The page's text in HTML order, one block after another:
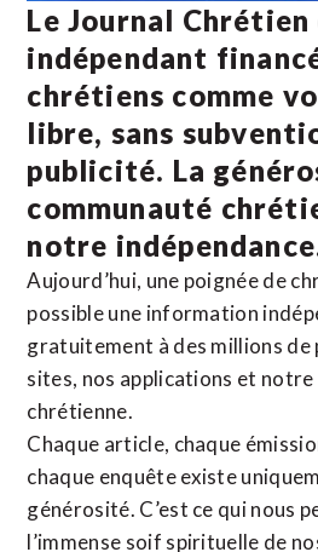
Le Journal Chrétien
indépendant
chrétiens comme
libre, sans
publicité. La
communauté
notre
Aujourd’hui, une poignée de
possible une information
gratuitement à des millions de
sites, nos applications et notre
chrétienne.
Chaque article, chaque
chaque enquête existe
générosité. C’est ce qui nous
l’immense soif spirituelle de